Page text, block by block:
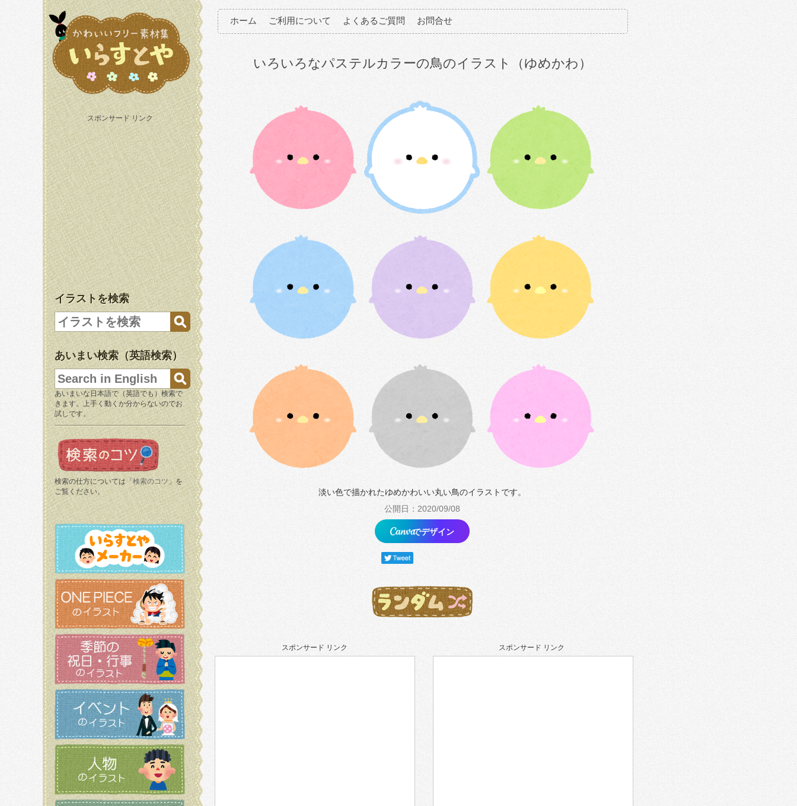
スポンサード リンク
イラストを検索
あいまい検索（英語検索）
あいまいな日本語で（英語でも）検索で
きます。上手く動くか分からないのでお
試しです。
検索の仕方については「 検索のコツ 」を
ご覧ください。
ホーム ご利用について よくあるご質問 お問合せ
いろいろなパステルカラーの鳥のイラスト（ゆめかわ）
淡い色で描かれたゆめかわいい丸い鳥のイラストです。
公開日：2020/09/08
でデザイン
スポンサード リンク スポンサード リンク